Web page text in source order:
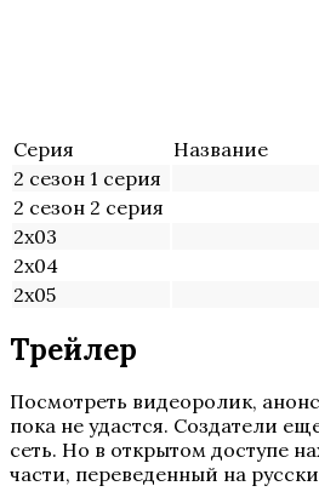
Серия Название
2 сезон 1 серия
2 сезон 2 серия
2х03
2х04
2х05
Трейлер
Посмотреть видеоролик,
пока не удастся. Создатели
сеть. Но в открытом доступе
части, переведенный на